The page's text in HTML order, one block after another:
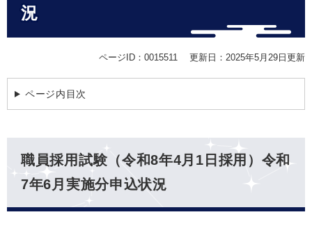
況
ページID：0015511 更新日：2025年5月29日更新
ページ内目次
職員採用試験（令和8年4月1日採用）令和
7年6月実施分申込状況